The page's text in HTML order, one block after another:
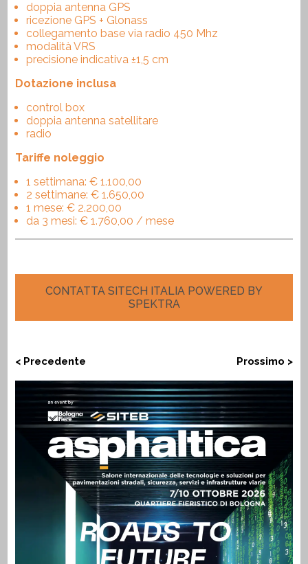
doppia antenna GPS
ricezione GPS + Glonass
collegamento base via radio 450 Mhz
modalità VRS
precisione indicativa ±1,5 cm
Dotazione inclusa
control box
doppia antenna satellitare
radio
Tariffe noleggio
1 settimana: € 1.100,00
2 settimane: € 1.650,00
1 mese: € 2.200,00
da 3 mesi: € 1.760,00 / mese
CONTATTA SITECH ITALIA POWERED BY
SPEKTRA
< Precedente Prossimo >